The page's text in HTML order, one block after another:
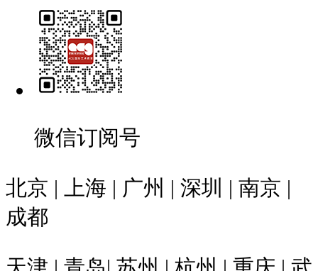
微信订阅号
北京 | 上海 | 广州 | 深圳 | 南京 |
成都